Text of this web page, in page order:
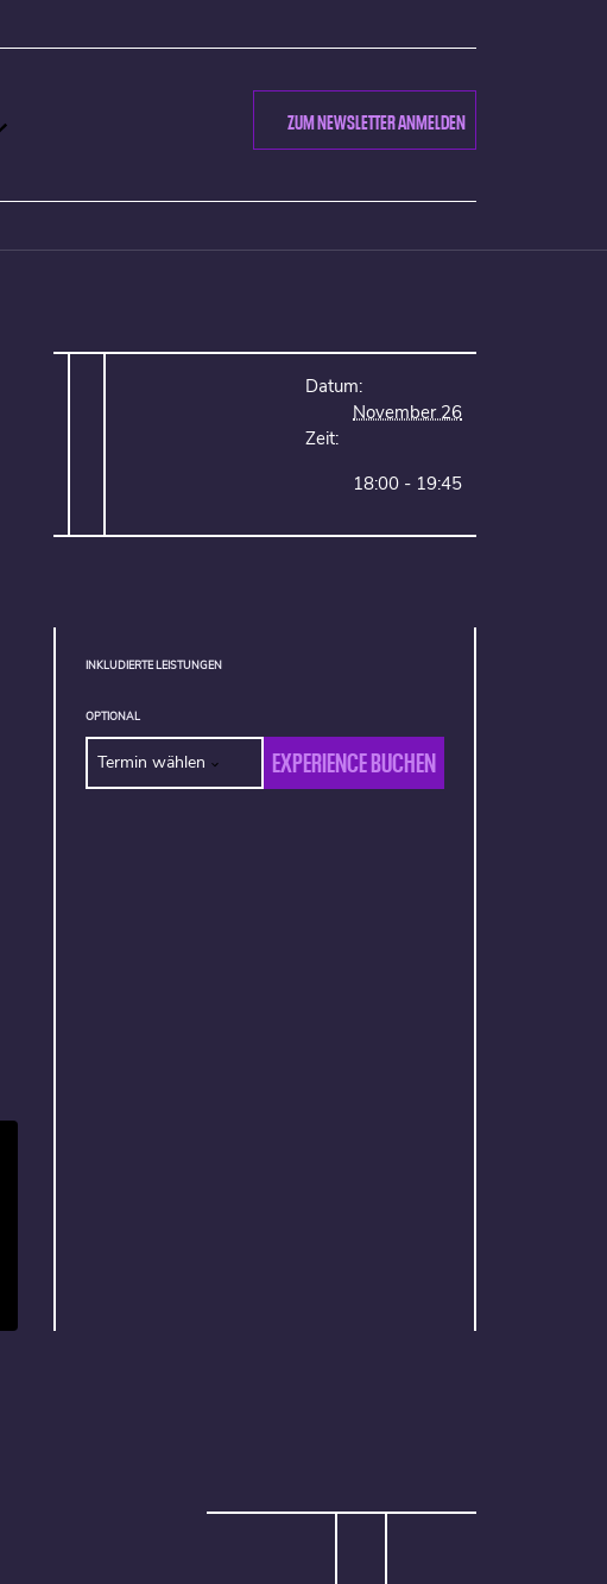
ZUM NEWSLETTER ANMELDEN
Datum:
November 26
Zeit:
18:00 - 19:45
INKLUDIERTE LEISTUNGEN
OPTIONAL
Termin wählen EXPERIENCE BUCHEN